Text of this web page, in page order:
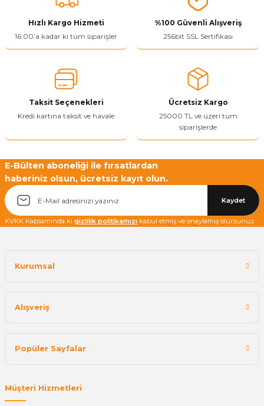
Görüş ve önerileriniz için teşekkür ederiz.
Ürün resmi kalitesiz, bozuk veya görüntülenemiyor.
Ürün bilgilerinde hatalar bulunuyor.
Ürün fiyatı diğer sitelerden daha pahalı.
Bu ürüne benzer farklı alternatifler olmalı.
Yetkiliye Gönder
Hızlı Kargo Hizmeti
16:00’a kadar ki tüm siparişler
%100 Güvenli Alışveriş
256bit SSL Sertifikası
Taksit Seçenekleri
Kredi kartına taksit ve havale
Ücretsiz Kargo
25000 TL ve üzeri tüm
siparişlerde
E-Bülten aboneliği ile fırsatlardan
haberiniz olsun, ücretsiz kayıt olun.
Kaydet
KVKK Kapsamında ki gizlilik politikamızı kabul etmiş ve onaylamış olursunuz.
Kurumsal
Alışveriş
Popüler Sayfalar
Müşteri Hizmetleri